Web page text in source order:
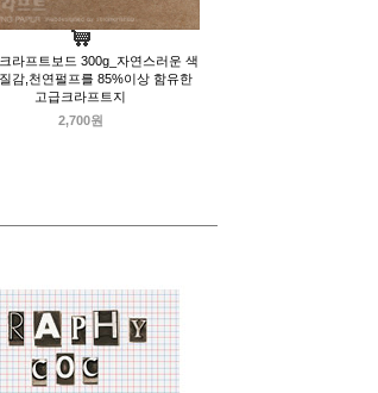
라프트보드 300g_자연스러운 색
감,천연펄프를 85%이상 함유한
고급크라프트지
2,700원